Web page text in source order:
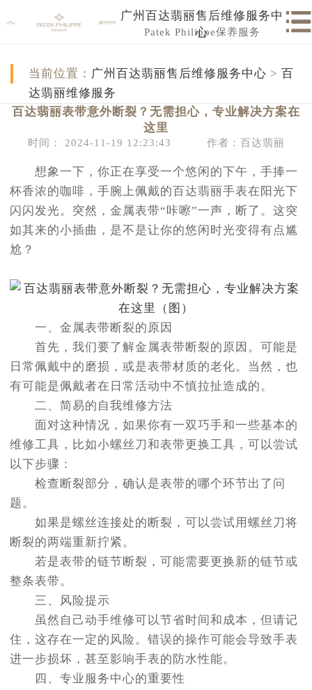
广州百达翡丽售后维修服务中
心
Patek Philippe保养服务
当前位置： 广州百达翡丽售后维修服务中心 > 百
达翡丽维修服务
百达翡丽表带意外断裂？无需担心，专业解决方案在
这里
时间： 2024-11-19 12:23:43 作者：百达翡丽
想象一下，你正在享受一个悠闲的下午，手捧一
杯香浓的咖啡，手腕上佩戴的百达翡丽手表在阳光下
闪闪发光。突然，金属表带“咔嚓”一声，断了。这突
如其来的小插曲，是不是让你的悠闲时光变得有点尴
尬？
一、金属表带断裂的原因
首先，我们要了解金属表带断裂的原因。可能是
日常佩戴中的磨损，或是表带材质的老化。当然，也
有可能是佩戴者在日常活动中不慎拉扯造成的。
二、简易的自我维修方法
面对这种情况，如果你有一双巧手和一些基本的
维修工具，比如小螺丝刀和表带更换工具，可以尝试
以下步骤：
检查断裂部分，确认是表带的哪个环节出了问
题。
如果是螺丝连接处的断裂，可以尝试用螺丝刀将
断裂的两端重新拧紧。
若是表带的链节断裂，可能需要更换新的链节或
整条表带。
三、风险提示
虽然自己动手维修可以节省时间和成本，但请记
住，这存在一定的风险。错误的操作可能会导致手表
进一步损坏，甚至影响手表的防水性能。
四、专业服务中心的重要性